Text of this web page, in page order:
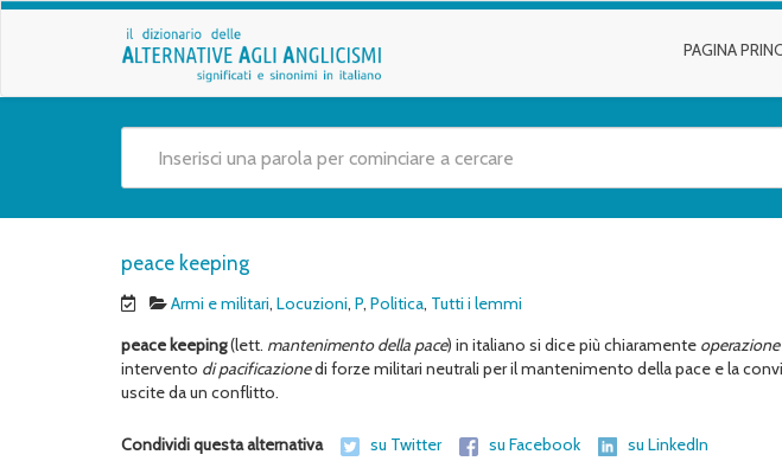
PAGINA
peace keeping
Armi e militari, Locuzioni, P, Politica, Tutti i lemmi
peace keeping(lett. mantenimento della pace) in italiano si dice più chiaramente
intervento di pacificazionedi forze militari neutrali per il mantenimento della pace e la
uscite da un conflitto.
Condividi questa alternativa su Twitter su Facebook
su LinkedIn